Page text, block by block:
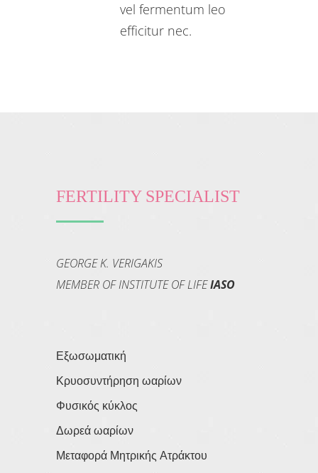
vel fermentum leo
efficitur nec.
FERTILITY SPECIALIST
GEORGE K. VERIGAKIS
MEMBER OF INSTITUTE OF LIFEIASO
Εξωσωματική
Κρυοσυντήρηση ωαρίων
Φυσικός κύκλος
Δωρεά ωαρίων
Μεταφορά Μητρικής Ατράκτου